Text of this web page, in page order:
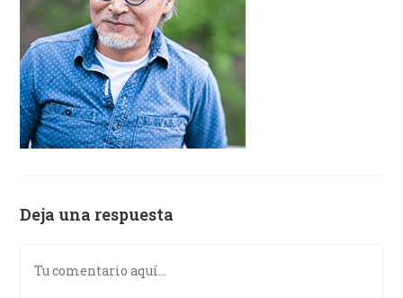
Deja una respuesta